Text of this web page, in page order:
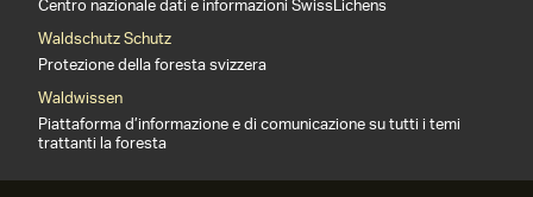
Waldschutz Schutz
Protezione della foresta svizzera
Waldwissen
Piattaforma d’informazione e di comunicazione su tutti i temi
trattanti la foresta